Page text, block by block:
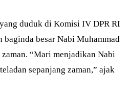
duduk di Komisi IV DPR RI
baginda besar Nabi Muhammad
“Mari menjadikan Nabi
sepanjang zaman,” ajak